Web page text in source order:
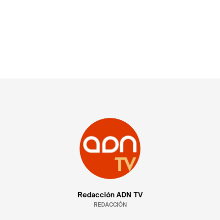
Redacción ADN TV
REDACCIÓN